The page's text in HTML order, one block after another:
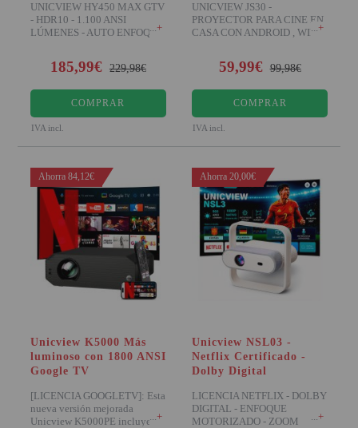
UNICVIEW HY450 MAX GTV
- HDR10 - 1.100 ANSI
LÚMENES - AUTO ENFOQUE+
185,99€ 229,98€
COMPRAR
IVA incl.
UNICVIEW JS30 -
PROYECTOR PARA CINE EN
CASA CON ANDROID , WIFI,+
59,99€ 99,98€
COMPRAR
IVA incl.
Ahorra 84,12€
Unicview K5000 Más
luminoso con 1800 ANSI
Google TV
[LICENCIA GOOGLETV]: Esta
nueva versión mejorada
Unicview K5000PE incluye el+
Ahorra 20,00€
Unicview NSL03 -
Netflix Certificado -
Dolby Digital
LICENCIA NETFLIX - DOLBY
DIGITAL - ENFOQUE
MOTORIZADO - ZOOM
+